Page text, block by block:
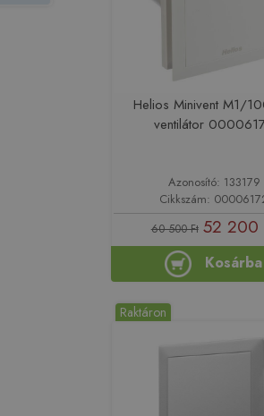
Helios Minivent M1/
ventilátor
Azonosító: 133179
Cikkszám:
60 500 Ft 52 200
Kosárba
Raktáron